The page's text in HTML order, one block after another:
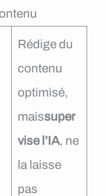
Rédige du
contenu
optimisé,
maissuper
vise l’IA, ne
la laisse
pas